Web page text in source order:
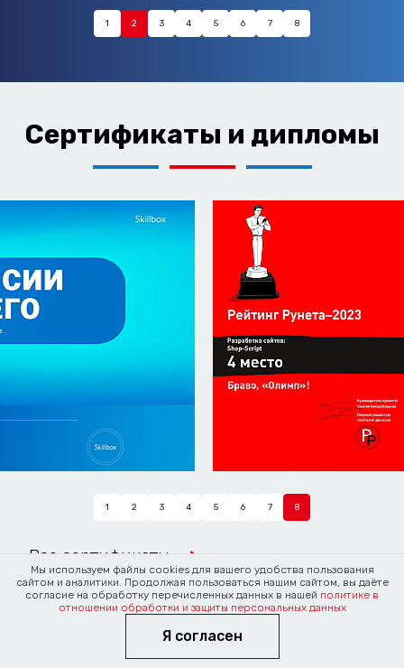
1 2 3 4 5 6 7 8
Сертификаты и дипломы
1 2 3 4 5 6 7 8
Все сертификаты
Новости и статьи
Мы используем файлы cookies для вашего удобства пользования
сайтом и аналитики. Продолжая пользоваться нашим сайтом, вы даёте
согласие на обработку перечисленных данных в нашей политике в
отношении обработки и защиты персональных данных
Я согласен